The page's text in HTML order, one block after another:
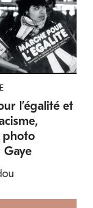
l’égalité et
photo